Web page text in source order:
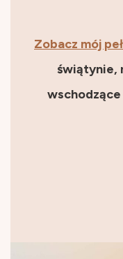
Zobacz mój
świątynie,